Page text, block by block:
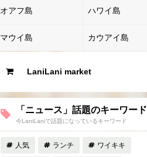
オアフ島 ハワイ島
マウイ島 カウアイ島
LaniLani market
「ニュース」話題のキーワード
今LaniLaniで話題になっているキーワード
人気 ランチ ワイキキ